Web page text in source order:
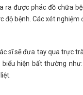
ra được phác đồ chữa
độ bệnh. Các xét nghiệm
sĩ sẽ đưa tay qua trực
hiện bất thường